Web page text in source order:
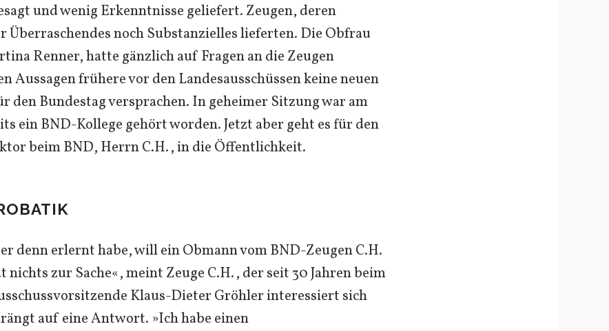
und wenig Erkenntnisse geliefert. Zeugen, deren
Überraschendes noch Substanzielles lieferten. Die Obfrau
Renner, hatte gänzlich auf Fragen an die Zeugen
Aussagen frühere vor den Landesausschüssen keine neuen
den Bundestag versprachen. In geheimer Sitzung war am
ein BND-Kollege gehört worden. Jetzt aber geht es für den
beim BND, Herrn C.H., in die Öffentlichkeit.
denn erlernt habe, will ein Obmann vom BND-Zeugen C.H.
nichts zur Sache«, meint Zeuge C.H., der seit 30 Jahren beim
Klaus-Dieter Gröhler interessiert sich
auf eine Antwort. »Ich habe einen